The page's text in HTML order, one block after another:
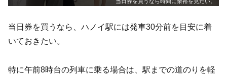
当日券を買うなら、ハノイ駅には発車30分前を目安に着
いておきたい。
特に午前8時台の列車に乗る場合は、駅までの道のりを軽